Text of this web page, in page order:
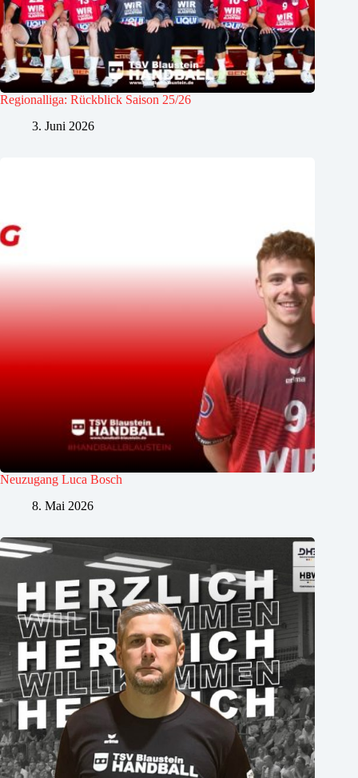
Regionalliga: Rückblick Saison 25/26
3. Juni 2026
Neuzugang Luca Bosch
8. Mai 2026